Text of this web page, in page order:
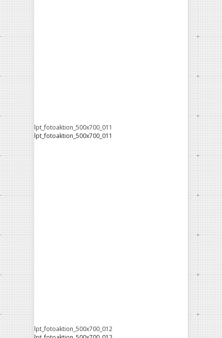
lpt_fotoaktion_500x700_011
lpt_fotoaktion_500x700_011
lpt_fotoaktion_500x700_012